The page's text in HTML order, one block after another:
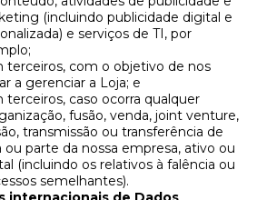
(incluindo publicidade digital e
e serviços de TI, por
terceiros, com o objetivo de nos
a gerenciar a Loja; e
terceiros, caso ocorra qualquer
fusão, venda, joint venture,
transmissão ou transferência de
ou parte da nossa empresa, ativo ou
(incluindo os relativos à falência ou
semelhantes).